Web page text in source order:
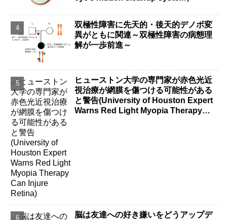
双極性障害に先天的・後天的デノボ変
異がともに関連～双極性障害の病態理
解が一歩前進～
ヒューストン大学の専門家が赤色光近
視治療が網膜を傷つける可能性がある
と警告(University of Houston Expert
Warns Red Light Myopia Therapy
脳は友達への好き嫌いをどうアップデ